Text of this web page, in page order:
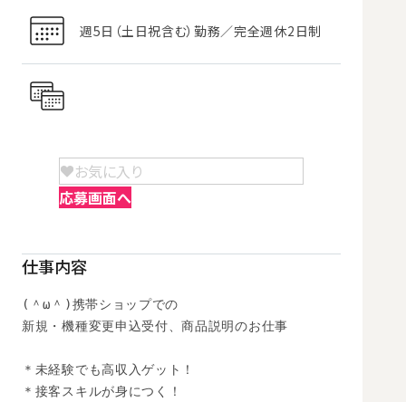
週5日（土日祝含む）勤務／完全週休2日制
お気に入り
応募画面へ
仕事内容
(＾ω＾)携帯ショップでの
新規・機種変更申込受付、商品説明のお仕事
＊未経験でも高収入ゲット！
＊接客スキルが身につく！